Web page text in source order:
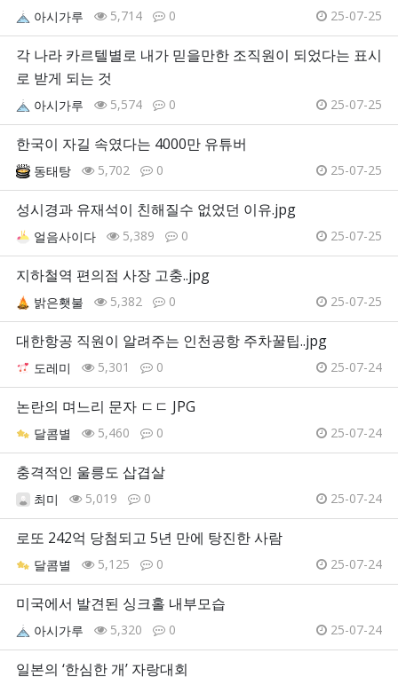
아시가루 5,714 0 25-07-25
각 나라 카르텔별로 내가 믿을만한 조직원이 되었다는 표시
로 받게 되는 것
아시가루 5,574 0 25-07-25
한국이 자길 속였다는 4000만 유튜버
동태탕 5,702 0 25-07-25
성시경과 유재석이 친해질수 없었던 이유.jpg
얼음사이다 5,389 0 25-07-25
지하철역 편의점 사장 고충..jpg
밝은횃불 5,382 0 25-07-25
대한항공 직원이 알려주는 인천공항 주차꿀팁..jpg
도레미 5,301 0 25-07-24
논란의 며느리 문자 ㄷㄷ JPG
달콤별 5,460 0 25-07-24
충격적인 울릉도 삽겹살
최미 5,019 0 25-07-24
로또 242억 당첨되고 5년 만에 탕진한 사람
달콤별 5,125 0 25-07-24
미국에서 발견된 싱크홀 내부모습
아시가루 5,320 0 25-07-24
일본의 ‘한심한 개’ 자랑대회